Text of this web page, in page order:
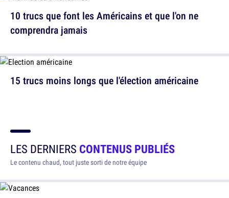
15 trucs moins longs que l'élection américaine
10 trucs que font les Américains et que l'on ne
comprendra jamais
LES DERNIERS CONTENUS PUBLIÉS
Le contenu chaud, tout juste sorti de notre équipe